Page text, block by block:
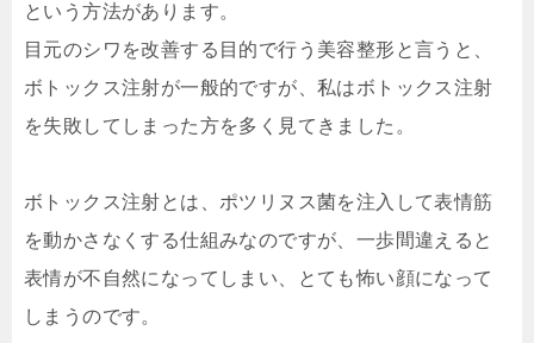
という方法があります。
目元のシワを改善する目的で行う美容整形と言うと、
ボトックス注射が一般的ですが、私はボトックス注射
を失敗してしまった方を多く見てきました。
ボトックス注射とは、ポツリヌス菌を注入して表情筋
を動かさなくする仕組みなのですが、一歩間違えると
表情が不自然になってしまい、とても怖い顔になって
しまうのです。